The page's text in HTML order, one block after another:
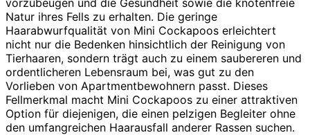
Natur ihres Fells zu erhalten. Die geringe
Haarabwurfqualität von Mini Cockapoos erleichtert
nicht nur die Bedenken hinsichtlich der Reinigung von
Tierhaaren, sondern trägt auch zu einem saubereren und
ordentlicheren Lebensraum bei, was gut zu den
Vorlieben von Apartmentbewohnern passt. Dieses
Fellmerkmal macht Mini Cockapoos zu einer attraktiven
Option für diejenigen, die einen pelzigen Begleiter ohne
den umfangreichen Haarausfall anderer Rassen suchen.